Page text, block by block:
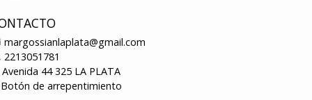
margossianlaplata@gmail.com
2213051781
Avenida 44 325 LA PLATA
Botón de arrepentimiento